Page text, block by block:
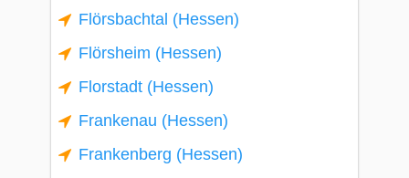
Flörsbachtal (Hessen)
Flörsheim (Hessen)
Florstadt (Hessen)
Frankenau (Hessen)
Frankenberg (Hessen)